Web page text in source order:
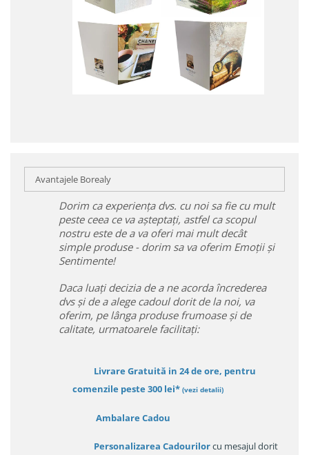
Avantajele Borealy
Dorim ca experiența dvs. cu noi sa fie cu mult
peste ceea ce va așteptați, astfel ca scopul
nostru este de a va oferi mai mult decât
simple produse - dorim sa va oferim Emoții și
Sentimente!
Daca luați decizia de a ne acorda încrederea
dvs și de a alege cadoul dorit de la noi, va
oferim, pe lânga produse frumoase și de
calitate, urmatoarele facilitați:
Livrare Gratuită in 24 de ore, pentru
comenzile peste 300 lei* (vezi detalii)
Ambalare Cadou
Personalizarea Cadourilorcu mesajul dorit